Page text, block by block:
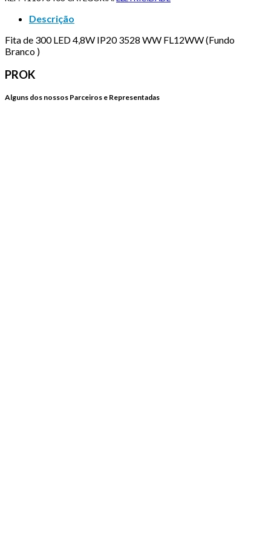
Descrição
Fita de 300 LED 4,8W IP20 3528 WW FL12WW (Fundo
Branco )
PROK
Alguns dos nossos Parceiros e Representadas